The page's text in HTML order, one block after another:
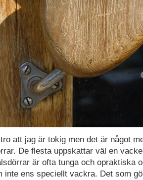
att jag är tokig men det är något
De flesta uppskattar väl en
är ofta tunga och opraktiska
inte ens speciellt vackra. Det som